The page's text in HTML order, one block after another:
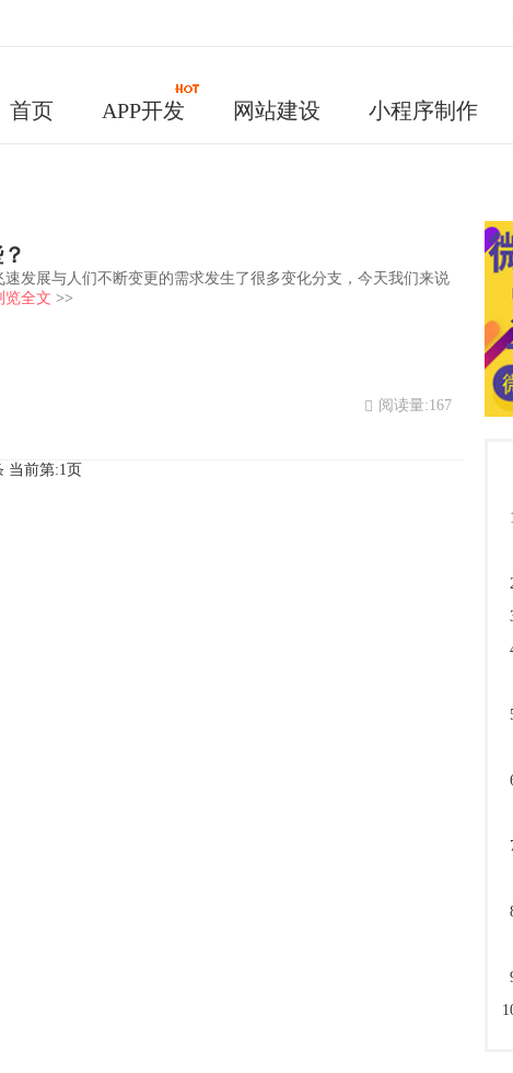
首页 APP开发 网站建设 小程序制作
发展与人们不断变更的需求发生了很多变化分支，今天我们来说
览全文 >>
阅读量:167
当前第:1页